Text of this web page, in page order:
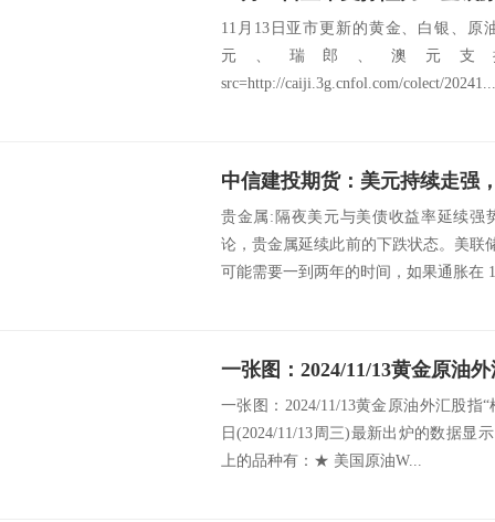
11月13日亚市更新的黄金、白银、原
元、瑞郎、澳元支
src=http://caiji.3g.cnfol.com/colect/20241...
中信建投期货：美元持续走强
贵金属:隔夜美元与美债收益率延续强
论，贵金属延续此前的下跌状态。美联
可能需要一到两年的时间，如果通胀在
一张图：2024/11/13黄金原油外汇股指
日(2024/11/13周三)最新出炉的数据显
上的品种有：★ 美国原油W...